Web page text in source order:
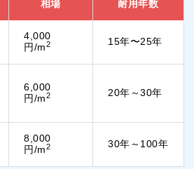
相場 耐用年数
4,000
円/m2 15年〜25年
6,000
円/m2 20年～30年
8,000
円/m2 30年～100年